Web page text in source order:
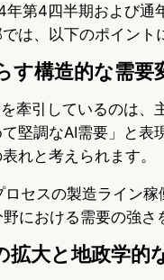
第4四半期および通
は、以下のポイント
す構造的な需要
牽引しているのは、
堅調なAI需要」と表
れと考えられます。
セスの製造ライン
における需要の強さ
拡大と地政学的